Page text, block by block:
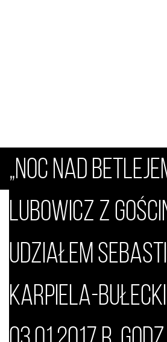
godz. 19:00
„Noc nad
Lubowicz z
udziałem
Karpiela-